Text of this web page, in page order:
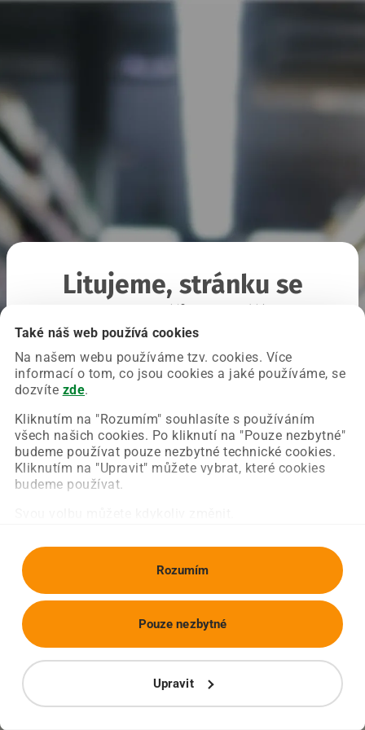
Také náš web používá cookies
Na našem webu používáme tzv. cookies. Více
informací o tom, co jsou cookies a jaké používáme, se
dozvíte zde.
Kliknutím na "Rozumím" souhlasíte s používáním
všech našich cookies. Po kliknutí na "Pouze nezbytné"
budeme používat pouze nezbytné technické cookies.
Kliknutím na "Upravit" můžete vybrat, které cookies
budeme používat.
Rozumím
Upravit
Pouze nezbytné
Litujeme, stránku se
Chyba nastala na naší straně a už ji opravujeme.
Zkuste prosím znovu načíst požadovanou stránku.
Obnovit stránku Úvodní strana